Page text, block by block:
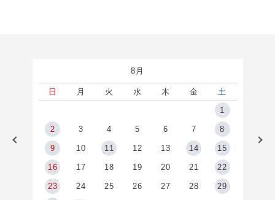
8月
日 月 火 水 木 金
土
1
2 3 4 5 6 7 8
9 10 11 12 13 14 15
16 17 18 19 20 21 22
23 24 25 26 27 28 29